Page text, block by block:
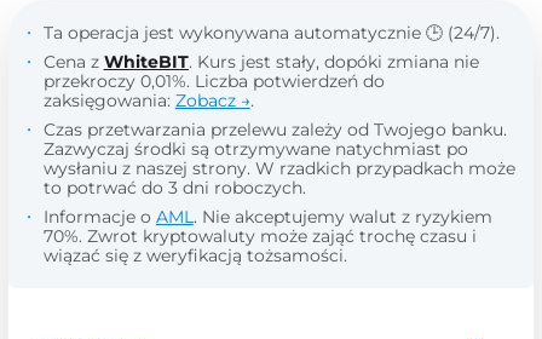
Ta operacja jest wykonywana automatycznie 🕒 (24/7).
Cena z WhiteBIT. Kurs jest stały, dopóki zmiana nie
przekroczy 0,01%. Liczba potwierdzeń do
zaksięgowania: Zobacz →.
Czas przetwarzania przelewu zależy od Twojego banku.
Zazwyczaj środki są otrzymywane natychmiast po
wysłaniu z naszej strony. W rzadkich przypadkach może
to potrwać do 3 dni roboczych.
Informacje o AML. Nie akceptujemy walut z ryzykiem
70%. Zwrot kryptowaluty może zająć trochę czasu i
wiązać się z weryfikacją tożsamości.